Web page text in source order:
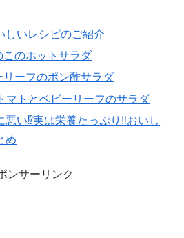
しいレシピのご紹介
このホットサラダ
リーフのポン酢サラダ
マトとベビーリーフのサラダ
悪い⁉️実は栄養たっぷり‼️おいし
め
ンサーリンク